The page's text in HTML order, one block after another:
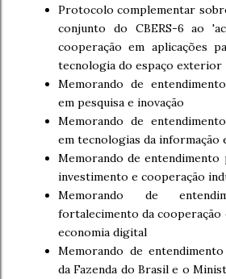
Protocolo complementar
conjunto do CBERS-6 ao
cooperação em aplicações
tecnologia do espaço exterior
Memorando de
em pesquisa e inovação
Memorando de
em tecnologias da informação
Memorando de entendimento
investimento e cooperação
Memorando de
fortalecimento da cooperação
economia digital
Memorando de
da Fazenda do Brasil e o